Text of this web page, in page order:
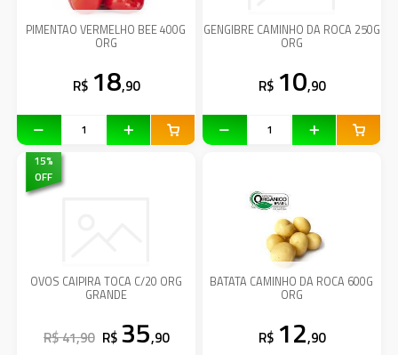
PIMENTAO VERMELHO BEE 400G
ORG
R$ 18,90
GENGIBRE CAMINHO DA ROCA 250G
ORG
R$ 10,90
15%
OFF
OVOS CAIPIRA TOCA C/20 ORG
GRANDE
R$ 41,90 R$ 35,90
BATATA CAMINHO DA ROCA 600G
ORG
R$ 12,90